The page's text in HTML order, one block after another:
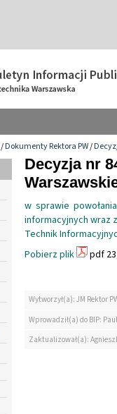
/Dokumenty Rektora PW/
Decyzja nr
w sprawie
informacyjnych wraz
Technik
Pobierz plik
pdf
Wytworzył(a): JM Rektor
Wprowadził(a) do BIP:
Zaktualizował(a):